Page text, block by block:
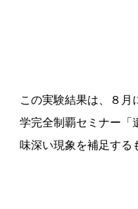
この実験結果は、８月
学完全制覇セミナー「
味深い現象を補足する